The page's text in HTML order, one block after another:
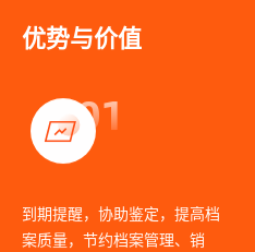
优势与价值
到期提醒，协助鉴定，提高档
案质量，节约档案管理、销
01